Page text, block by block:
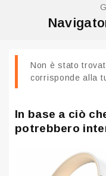
Non è stato
corrisponde alla
In base a ciò
potrebbero